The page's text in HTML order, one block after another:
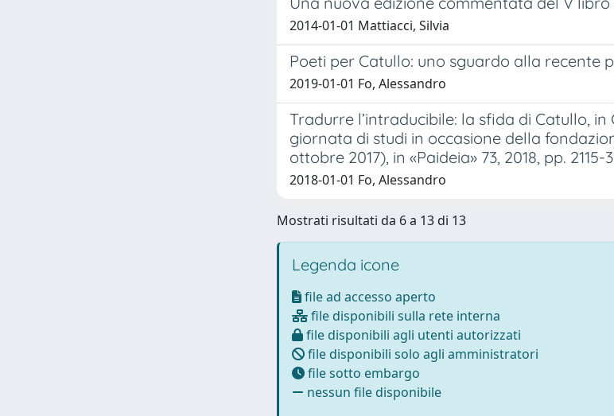
2014-01-01 Mattiacci, Silvia
Poeti per Catullo: uno sguardo alla recente
2019-01-01 Fo, Alessandro
Tradurre l’intraducibile: la sfida di Catullo,
giornata di studi in occasione della
ottobre 2017), in «Paideia» 73, 2018, pp. 2115-
2018-01-01 Fo, Alessandro
Mostrati risultati da 6 a 13 di 13
Legenda icone
file ad accesso aperto
file disponibili sulla rete interna
file disponibili agli utenti autorizzati
file disponibili solo agli amministratori
file sotto embargo
nessun file disponibile